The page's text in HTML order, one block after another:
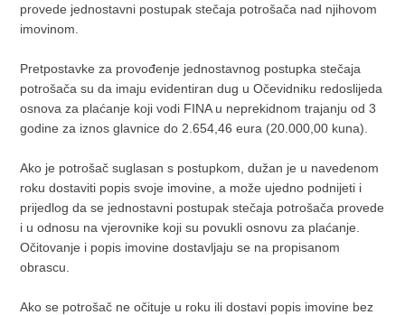
provede jednostavni postupak stečaja potrošača nad njihovom
imovinom.
Pretpostavke za provođenje jednostavnog postupka stečaja
potrošača su da imaju evidentiran dug u Očevidniku redoslijeda
osnova za plaćanje koji vodi FINA u neprekidnom trajanju od 3
godine za iznos glavnice do 2.654,46 eura (20.000,00 kuna).
Ako je potrošač suglasan s postupkom, dužan je u navedenom
roku dostaviti popis svoje imovine, a može ujedno podnijeti i
prijedlog da se jednostavni postupak stečaja potrošača provede
i u odnosu na vjerovnike koji su povukli osnovu za plaćanje.
Očitovanje i popis imovine dostavljaju se na propisanom
obrascu.
Ako se potrošač ne očituje u roku ili dostavi popis imovine bez